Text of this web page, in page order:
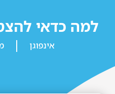
למה כדאי
אינפוגן